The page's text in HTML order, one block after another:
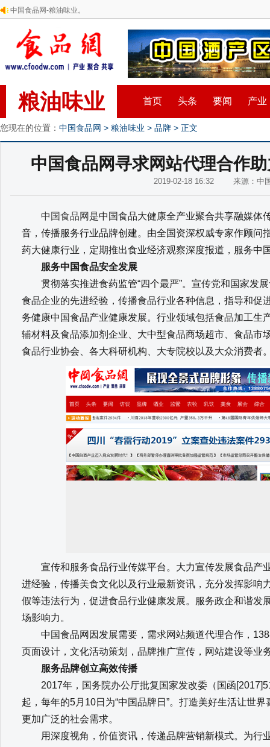
中国食品网-粮油味业。
粮油味业 首页 头条 要闻 产业
您现在的位置： 中国食品网 > 粮油味业 > 品牌 > 正文
中国食品网寻求网站代理合作
2019-02-18 16:32 来源：中
中国食品网 是中国食品大健康全产业聚合共享融媒体
音，传播服务行业品牌创建。由全国资深权威专家作顾问
药大健康行业，定期推出食业经济观察深度报道，服务中
服务中国食品安全发展
贯彻落实推进食药监管“四个最严”。宣传党和国家发
食品企业的先进经验，传播食品行业各种信息，指导和促
务健康中国食品产业健康发展。行业领域包括食品加工生
辅材料及食品添加剂企业、大中型食品商场超市、食品市
食品行业协会、各大科研机构、大专院校以及大众消费者
宣传和服务食品行业传媒平台。大力宣传发展食品产
进经验，传播美食文化以及行业最新资讯，充分发挥影响
假等违法行为，促进食品行业健康发展。服务政企和谐发
场影响力。
中国食品网因发展需要，需求网站频道代理合作，
页面设计，文化活动策划，品牌推广宣传，网站建设等业
服务品牌创立高效传播
2017年，国务院办公厅批复国家发改委（国函
起，每年的5月10日为“中国品牌日”。打造美好生活让世
更加广泛的社会需求。
用深度视角，价值资讯，传递品牌营销新模式。为行